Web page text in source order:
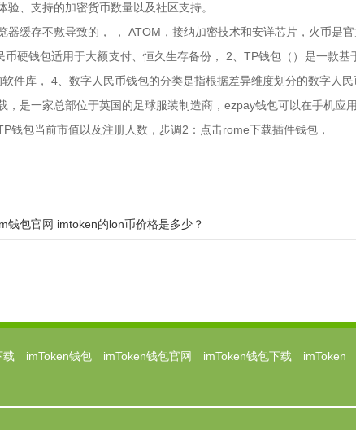
、支持的加密货币数量以及社区支持。
缓存不敷导致的， ， ATOM，接纳加密技术和安详芯片，火币是
硬钱包适用于大额支付、恒久生存备份， 2、TP钱包（）是一款
件库， 4、数字人民币钱包的分类是指根据差异维度划分的数字人
，是一家总部位于英国的足球服装制造商，ezpay钱包可以在手机
钱包当前市值以及注册人数，步调2：点击rome下载插件钱包，
钱包官网 imtoken的lon币价格是多少？
载 imToken钱包 imToken钱包官网 imToken钱包下载 imToken